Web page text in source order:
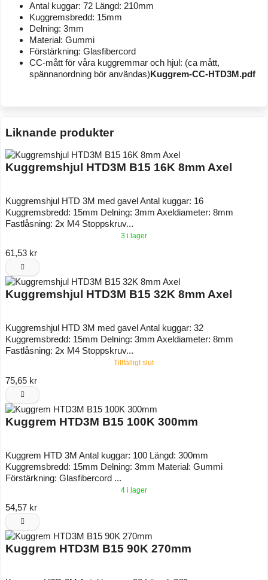
Antal kuggar: 72 Längd: 210mm
Kuggremsbredd: 15mm
Delning: 3mm
Material: Gummi
Förstärkning: Glasfibercord
CC-mått för våra kuggremmar och hjul: (ca mått,
spännanordning bör användas)Kuggrem-CC-HTD3M.pdf
Liknande produkter
Kuggremshjul HTD3M B15 16K 8mm Axel
Kuggremshjul HTD 3M med gavel Antal kuggar: 16
Kuggremsbredd: 15mm Delning: 3mm Axeldiameter: 8mm
Fastlåsning: 2x M4 Stoppskruv...
3 i lager
61,53 kr
Kuggremshjul HTD3M B15 32K 8mm Axel
Kuggremshjul HTD 3M med gavel Antal kuggar: 32
Kuggremsbredd: 15mm Delning: 3mm Axeldiameter: 8mm
Fastlåsning: 2x M4 Stoppskruv...
Tillfälligt slut
75,65 kr
Kuggrem HTD3M B15 100K 300mm
Kuggrem HTD 3M Antal kuggar: 100 Längd: 300mm
Kuggremsbredd: 15mm Delning: 3mm Material: Gummi
Förstärkning: Glasfibercord ...
4 i lager
54,57 kr
Kuggrem HTD3M B15 90K 270mm